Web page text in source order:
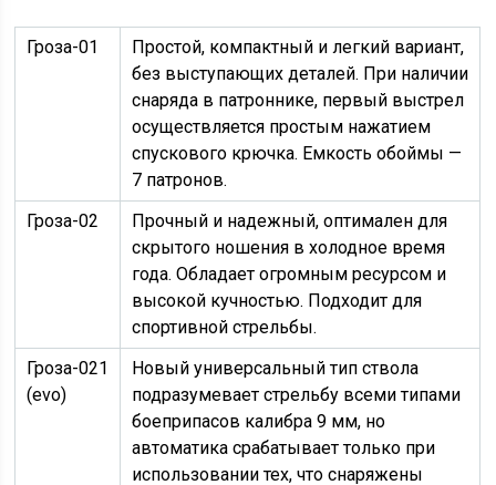
Гроза-01
Простой, компактный и легкий вариант,
без выступающих деталей. При наличии
снаряда в патроннике, первый выстрел
осуществляется простым нажатием
спускового крючка. Емкость обоймы —
7 патронов.
Гроза-02
Прочный и надежный, оптимален для
скрытого ношения в холодное время
года. Обладает огромным ресурсом и
высокой кучностью. Подходит для
спортивной стрельбы.
Гроза-021
(evo)
Новый универсальный тип ствола
подразумевает стрельбу всеми типами
боеприпасов калибра 9 мм, но
автоматика срабатывает только при
использовании тех, что снаряжены